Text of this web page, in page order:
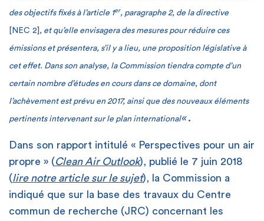
des objectifs fixés à l’article 1er, paragraphe 2, de la directive
[NEC 2] , et qu’elle envisagera des mesures pour réduire ces
émissions et présentera, s’il y a lieu, une proposition législative à
cet effet. Dans son analyse, la Commission tiendra compte d’un
certain nombre d’études en cours dans ce domaine, dont
l’achèvement est prévu en 2017, ainsi que des nouveaux éléments
pertinents intervenant sur le plan international«.
Dans son rapport intitulé « Perspectives pour un air
propre » (Clean Air Outlook), publié le 7 juin 2018
(lire notre article sur le sujet), la Commission a
indiqué que sur la base des travaux du Centre
commun de recherche (JRC) concernant les